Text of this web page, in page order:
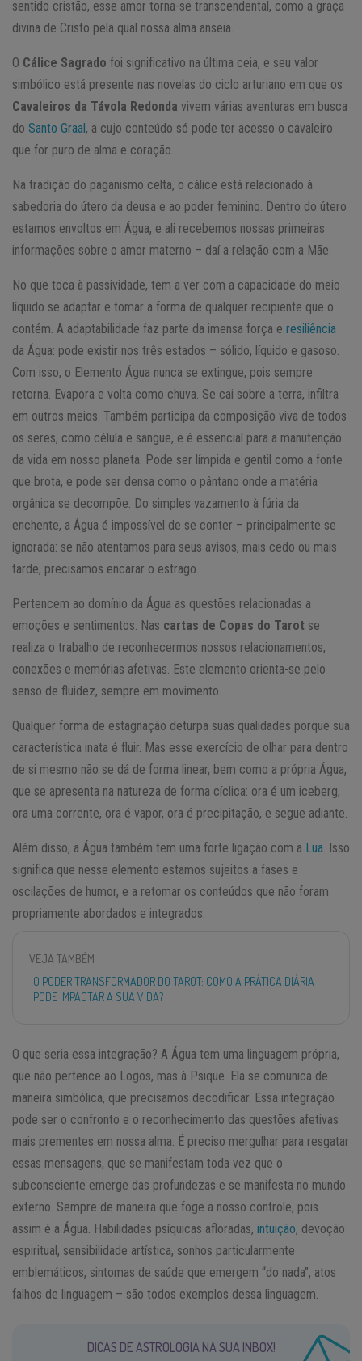
sentido cristão, esse amor torna-se transcendental, como a graça
divina de Cristo pela qual nossa alma anseia.
O Cálice Sagrado foi significativo na última ceia, e seu valor
simbólico está presente nas novelas do ciclo arturiano em que os
Cavaleiros da Távola Redonda vivem várias aventuras em busca
do Santo Graal, a cujo conteúdo só pode ter acesso o cavaleiro
que for puro de alma e coração.
Na tradição do paganismo celta, o cálice está relacionado à
sabedoria do útero da deusa e ao poder feminino. Dentro do útero
estamos envoltos em Água, e ali recebemos nossas primeiras
informações sobre o amor materno – daí a relação com a Mãe.
No que toca à passividade, tem a ver com a capacidade do meio
líquido se adaptar e tomar a forma de qualquer recipiente que o
contém. A adaptabilidade faz parte da imensa força e resiliência
da Água: pode existir nos três estados – sólido, líquido e gasoso.
Com isso, o Elemento Água nunca se extingue, pois sempre
retorna. Evapora e volta como chuva. Se cai sobre a terra, infiltra
em outros meios. Também participa da composição viva de todos
os seres, como célula e sangue, e é essencial para a manutenção
da vida em nosso planeta. Pode ser límpida e gentil como a fonte
que brota, e pode ser densa como o pântano onde a matéria
orgânica se decompõe. Do simples vazamento à fúria da
enchente, a Água é impossível de se conter – principalmente se
ignorada: se não atentamos para seus avisos, mais cedo ou mais
tarde, precisamos encarar o estrago.
Pertencem ao domínio da Água as questões relacionadas a
emoções e sentimentos. Nas cartas de Copas do Tarot se
realiza o trabalho de reconhecermos nossos relacionamentos,
conexões e memórias afetivas. Este elemento orienta-se pelo
senso de fluidez, sempre em movimento.
Qualquer forma de estagnação deturpa suas qualidades porque sua
característica inata é fluir. Mas esse exercício de olhar para dentro
de si mesmo não se dá de forma linear, bem como a própria Água,
que se apresenta na natureza de forma cíclica: ora é um iceberg,
ora uma corrente, ora é vapor, ora é precipitação, e segue adiante.
Além disso, a Água também tem uma forte ligação com a Lua . Isso
significa que nesse elemento estamos sujeitos a fases e
oscilações de humor, e a retomar os conteúdos que não foram
propriamente abordados e integrados.
VEJA TAMBÉM
O PODER TRANSFORMADOR DO TAROT: COMO A PRÁTICA DIÁRIA
PODE IMPACTAR A SUA VIDA?
O que seria essa integração? A Água tem uma linguagem própria,
que não pertence ao Logos, mas à Psique. Ela se comunica de
maneira simbólica, que precisamos decodificar. Essa integração
pode ser o confronto e o reconhecimento das questões afetivas
mais prementes em nossa alma. É preciso mergulhar para resgatar
essas mensagens, que se manifestam toda vez que o
subconsciente emerge das profundezas e se manifesta no mundo
externo. Sempre de maneira que foge a nosso controle, pois
assim é a Água. Habilidades psíquicas afloradas, intuição, devoção
espiritual, sensibilidade artística, sonhos particularmente
emblemáticos, sintomas de saúde que emergem “do nada”, atos
falhos de linguagem – são todos exemplos dessa linguagem.
DICAS DE ASTROLOGIA NA SUA INBOX!